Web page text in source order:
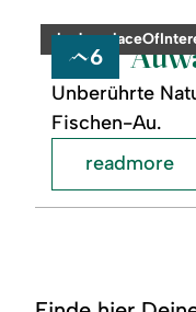
category:
6
Unberührte
Fischen-Au.
Fischen
readmore